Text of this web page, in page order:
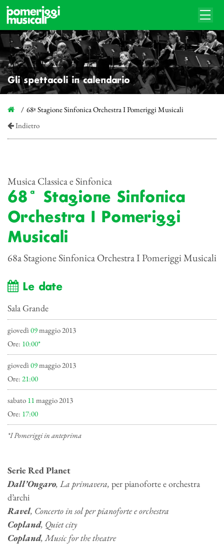
Gli spettacoli in calendario
68ª Stagione Sinfonica Orchestra I Pomeriggi Musicali
Indietro
Musica Classica e Sinfonica
68ª Stagione Sinfonica
Orchestra I Pomeriggi
Musicali
68a Stagione Sinfonica Orchestra I Pomeriggi Musicali
Le date
Sala Grande
giovedì 09maggio 2013
Ore: 10:00*
giovedì 09maggio 2013
Ore: 21:00
sabato 11 maggio 2013
Ore: 17:00
*I Pomeriggi in anteprima
Serie Red Planet
Dall’Ongaro, La primavera, per pianoforte e orchestra
d’archi
Ravel, Concerto in sol per pianoforte e orchestra
Copland, Quiet city
Copland, Music for the theatre